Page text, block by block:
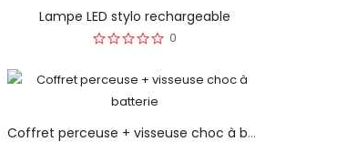
Lampe LED stylo rechargeable
0
Coffret perceuse + visseuse choc à batterie